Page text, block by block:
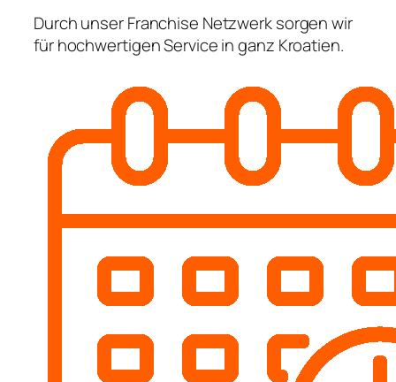
Durch unser Franchise Netzwerk sorgen wir
für hochwertigen Service in ganz Kroatien.